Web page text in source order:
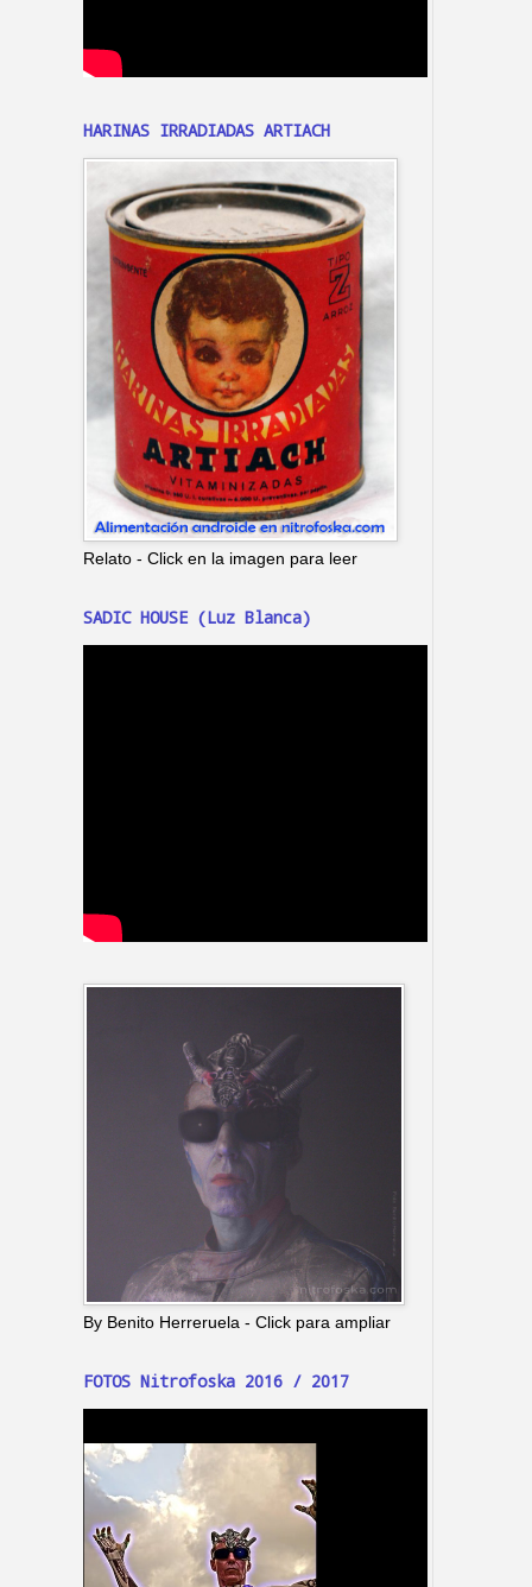
HARINAS IRRADIADAS ARTIACH
Relato - Click en la imagen para leer
SADIC HOUSE (Luz Blanca)
By Benito Herreruela - Click para ampliar
FOTOS Nitrofoska 2016 / 2017